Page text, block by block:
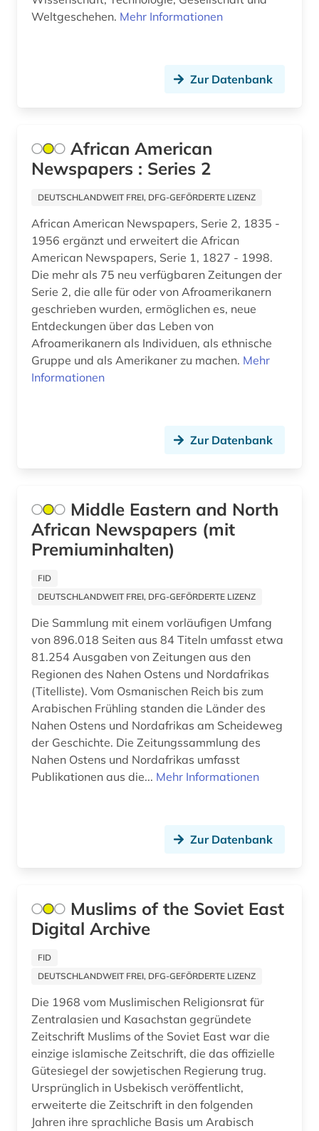
luxemburg (2)
mainfranken (2)
mannheim (1)
maritime wirtschaft (1)
marxismus (1)
mecklenburg-vorpommern (1)
&lt;sänger&gt;; opernsänger; opernsänger;
mikrocomputer (1)
militär (2)
mittlerer osten (1)
moldawien (1)
musik (2)
münchen (2)
nachrichtensendung (1)
naher osten (5)
neuseeland (1)
new york (1)
new york <ny> (1)
new york times (1)
new york times archive (1)
new york, new york (1)
niederlande (5)
Weltgeschehen. Mehr Informationen
Zur Datenbank
African American
Newspapers : Series 2
DEUTSCHLANDWEIT FREI, DFG-GEFÖRDERTE LIZENZ
African American Newspapers, Serie 2, 1835 -
1956 ergänzt und erweitert die African
American Newspapers, Serie 1, 1827 - 1998.
Die mehr als 75 neu verfügbaren Zeitungen der
Serie 2, die alle für oder von Afroamerikanern
geschrieben wurden, ermöglichen es, neue
Entdeckungen über das Leben von
Afroamerikanern als Individuen, als ethnische
Gruppe und als Amerikaner zu machen. Mehr
Informationen
Zur Datenbank
Middle Eastern and North
African Newspapers (mit
Premiuminhalten)
FID
DEUTSCHLANDWEIT FREI, DFG-GEFÖRDERTE LIZENZ
Die Sammlung mit einem vorläufigen Umfang
von 896.018 Seiten aus 84 Titeln umfasst etwa
81.254 Ausgaben von Zeitungen aus den
Regionen des Nahen Ostens und Nordafrikas
(Titelliste). Vom Osmanischen Reich bis zum
Arabischen Frühling standen die Länder des
Nahen Ostens und Nordafrikas am Scheideweg
der Geschichte. Die Zeitungssammlung des
Nahen Ostens und Nordafrikas umfasst
Publikationen aus die... Mehr Informationen
Zur Datenbank
Muslims of the Soviet East
Digital Archive
FID
DEUTSCHLANDWEIT FREI, DFG-GEFÖRDERTE LIZENZ
Die 1968 vom Muslimischen Religionsrat für
Zentralasien und Kasachstan gegründete
Zeitschrift Muslims of the Soviet East war die
einzige islamische Zeitschrift, die das offizielle
Gütesiegel der sowjetischen Regierung trug.
Ursprünglich in Usbekisch veröffentlicht,
erweiterte die Zeitschrift in den folgenden
Jahren ihre sprachliche Basis um Arabisch